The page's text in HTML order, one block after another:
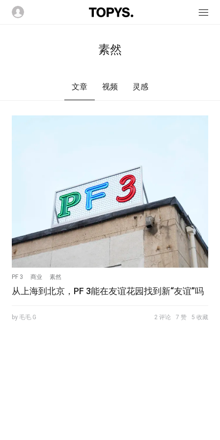
素然
文章 视频 灵感
PF 3 商业 素然
从上海到北京，PF 3能在友谊花园找到新“友谊”吗
by 毛毛.G 2 评论 7 赞 5 收藏